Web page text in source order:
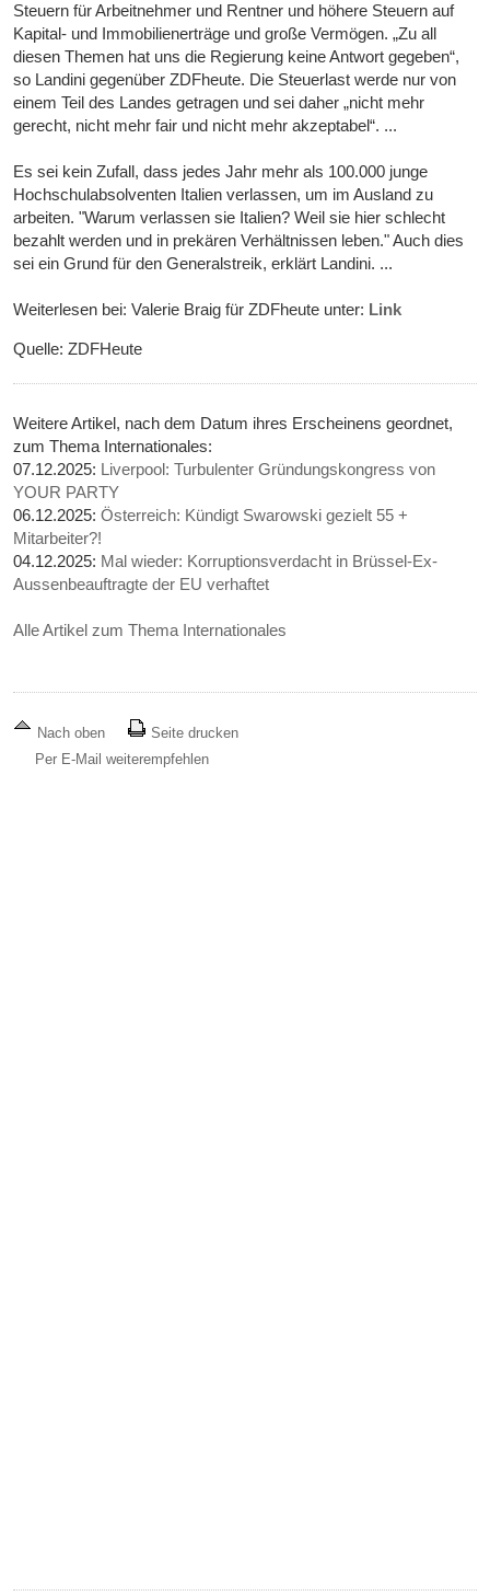
Steuern für Arbeitnehmer und Rentner und höhere Steuern auf
Kapital- und Immobilienerträge und große Vermögen. „Zu all
diesen Themen hat uns die Regierung keine Antwort gegeben“,
so Landini gegenüber ZDFheute. Die Steuerlast werde nur von
einem Teil des Landes getragen und sei daher „nicht mehr
gerecht, nicht mehr fair und nicht mehr akzeptabel“. ...
Es sei kein Zufall, dass jedes Jahr mehr als 100.000 junge
Hochschulabsolventen Italien verlassen, um im Ausland zu
arbeiten. "Warum verlassen sie Italien? Weil sie hier schlecht
bezahlt werden und in prekären Verhältnissen leben." Auch dies
sei ein Grund für den Generalstreik, erklärt Landini. ...
Weiterlesen bei: Valerie Braig für ZDFheute unter: Link
Quelle: ZDFHeute
Weitere Artikel, nach dem Datum ihres Erscheinens geordnet,
zum Thema Internationales:
07.12.2025: Liverpool: Turbulenter Gründungskongress von
YOUR PARTY
06.12.2025:Österreich: Kündigt Swarowski gezielt 55 +
Mitarbeiter?!
04.12.2025: Mal wieder: Korruptionsverdacht in Brüssel-Ex-
Aussenbeauftragte der EU verhaftet
Alle Artikel zum Thema Internationales
Nach oben
Seite drucken
Per E-Mail weiterempfehlen